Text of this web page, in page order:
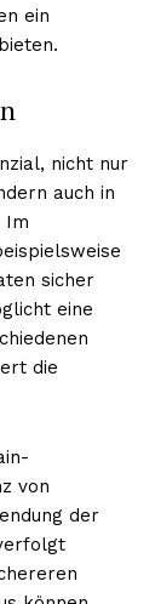
ein
nicht nur
auch in
Im
sicher
eine
die
von
der